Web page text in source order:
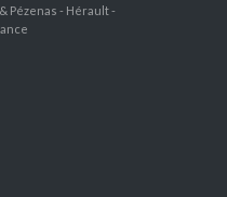
Pézenas - Hérault -